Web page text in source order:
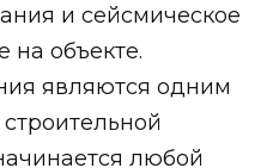
и сейсмическое
на объекте.
являются одним
любой